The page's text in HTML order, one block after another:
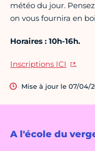
A l'école du
météo du jour.
on vous fournira en
Horaires : 10h-16h.
Inscriptions ICI .
Mise à jour le 07/04/